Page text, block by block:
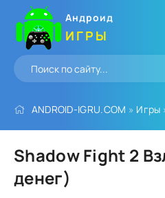
Андроид
ИГРЫ
ANDROID-IGRU.COM » Игры
Shadow Fight 2
денег)